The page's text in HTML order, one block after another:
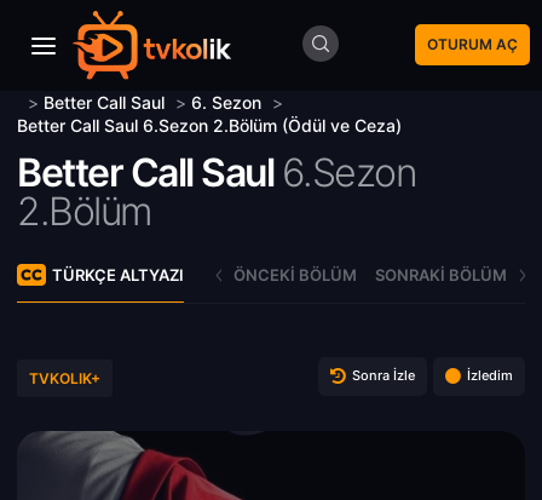
OTURUM AÇ
> Better Call Saul > 6. Sezon >
Better Call Saul 6.Sezon 2.Bölüm (Ödül ve Ceza)
Better Call Saul 6.Sezon
2.Bölüm
TÜRKÇE ALTYAZI ÖNCEKI BÖLÜM SONRAKI BÖLÜM
TVKOLIK+ Sonra İzle İzledim